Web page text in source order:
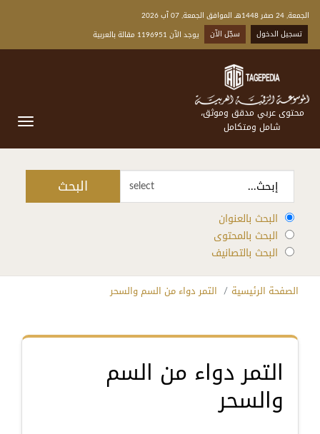
الجمعة, 24 صفر 1448هـ الموافق الجمعة, 07 آب 2026
تسجيل الدخول
سجّل الآن يوجد الآن 1196951 مقالة بالعربية
محتوى عربي مدقق وموثق،
شامل ومتكامل
select البحث
البحث بالعنوان
البحث بالمحتوى
البحث بالتصانيف
الصفحة الرئيسية التمر دواء من السم والسحر
التمر دواء من السم
والسحر